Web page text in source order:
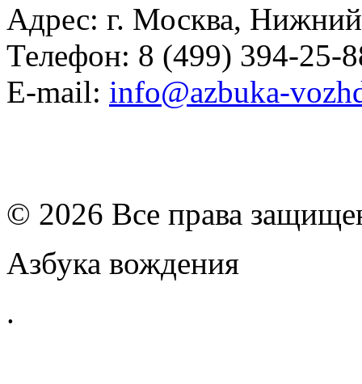
Адрес: г. Москва,
Телефон: 8 (499) 394-25-
E-mail: info@azbuka-
© 2026 Все права
Азбука вождения
.